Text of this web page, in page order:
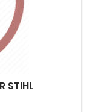
STIHL